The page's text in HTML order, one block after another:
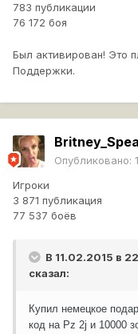
783 публикации
76 172 боя
Был активирован! Это
Поддержки.
Опубликовано:
Игроки
3 871 публикация
77 537 боёв
В 11.02.2015 в
сказал:
Купил немецкое
код на Pz 2j и 10000